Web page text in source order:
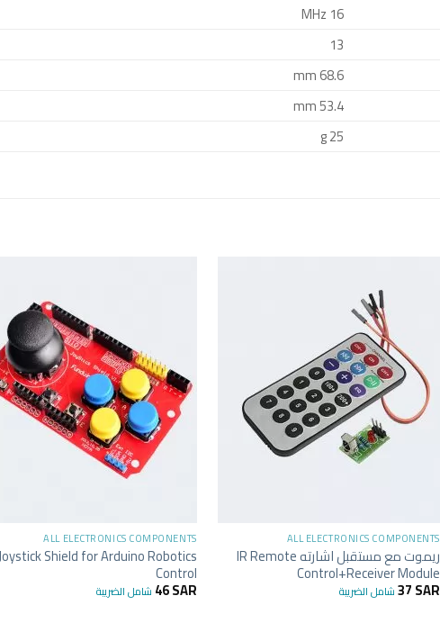
16 MHz
13
68.6 mm
53.4 mm
25 g
ALL ELECTRONICS COMPONENTS
ريموت مع مستقبل اشارته IR Remote
Control+Receiver Module
37SAR شامل الضريبة
ALL ELECTRONICS COMPONENTS
Shield for Arduino Robotics
Control
46SAR شامل الضريبة